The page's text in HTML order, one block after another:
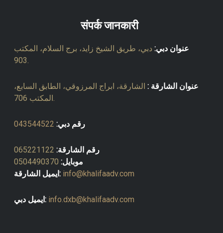
संपर्क जानकारी
عنوان دبي: دبي، طريق الشيخ زايد، برج السلام، المكتب
عنوان الشارقة : الشارقة، ابراج المرزوقي، الطابق السابع،
رقم دبي: 043544522
رقم الشارقة: 065221122
موبايل: 0504490370
ايميل الشارقة: info@khalifaadv.com
ايميل دبي: info.dxb@khalifaadv.com